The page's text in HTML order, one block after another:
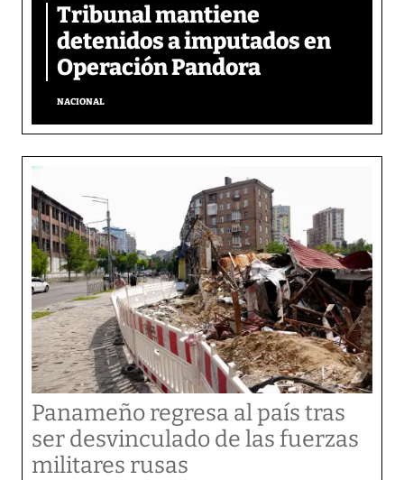
Tribunal mantiene
detenidos a imputados en
Operación Pandora
NACIONAL
Panameño regresa al país tras
ser desvinculado de las fuerzas
militares rusas